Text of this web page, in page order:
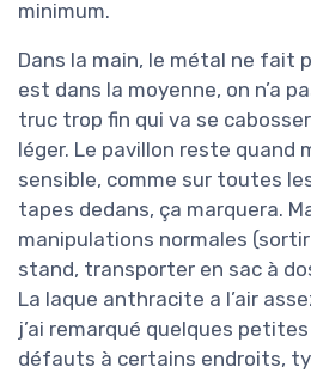
minimum.
Dans la main, le métal ne fait
est dans la moyenne, on n’a
truc trop fin qui va se
léger. Le pavillon reste quand
sensible, comme sur toutes
tapes dedans, ça marquera.
manipulations normales (sortir
stand, transporter en sac à
La laque anthracite a l’air
j’ai remarqué quelques
défauts à certains endroits,